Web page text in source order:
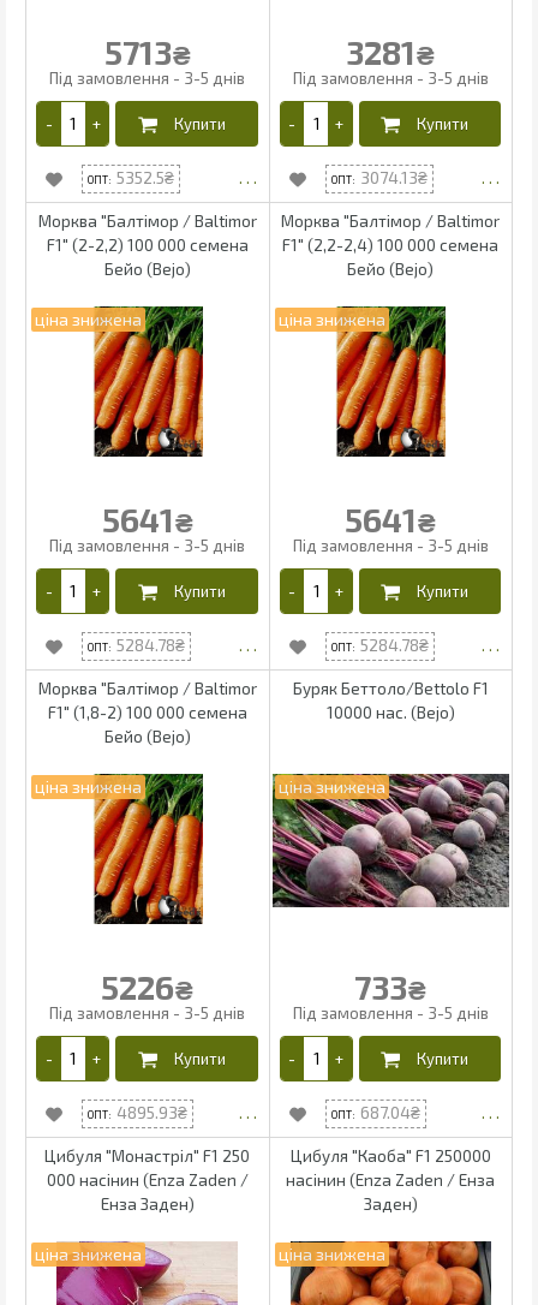
5713₴
5352.5
3281₴
3074.13
Морква "Балтімор / Baltimor
F1" (2-2,2) 100 000 семена
Бейо (Bejo)
5641₴
5284.78
Морква "Балтімор / Baltimor
F1" (2,2-2,4) 100 000 семена
Бейо (Bejo)
5641₴
5284.78
Морква "Балтімор / Baltimor
F1" (1,8-2) 100 000 семена
Бейо (Bejo)
5226₴
4895.93
Буряк Беттоло/Bettolo F1
10000 нас. (Bejo)
733₴
687.04
Цибуля "Монастріл" F1 250
000 насінин (Enza Zaden /
Енза Заден)
Цибуля "Каоба" F1 250000
насінин (Enza Zaden / Енза
Заден)